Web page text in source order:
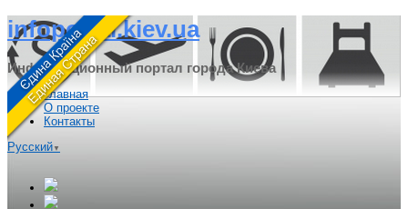
infoportal.kiev.ua
Информационный портал города Киева
Главная
О проекте
Контакты
Русский ▼